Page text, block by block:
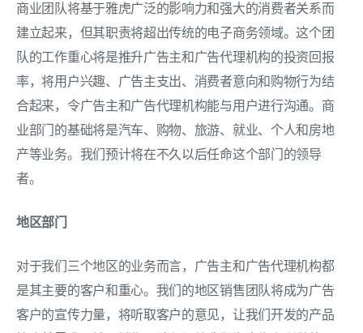
商业团队将基于雅虎广泛的影响力和强大的消费者关系而
建立起来，但其职责将超出传统的电子商务领域。这个团
队的工作重心将是推升广告主和广告代理机构的投资回报
率，将用户兴趣、广告主支出、消费者意向和购物行为结
合起来，令广告主和广告代理机构能与用户进行沟通。商
业部门的基础将是汽车、购物、旅游、就业、个人和房地
产等业务。我们预计将在不久以后任命这个部门的领导
者。
地区部门
对于我们三个地区的业务而言，广告主和广告代理机构都
是其主要的客户和重心。我们的地区销售团队将成为广告
客户的宣传力量，将听取客户的意见，让我们开发的产品